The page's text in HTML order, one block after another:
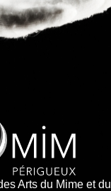
Arts du Mime et du